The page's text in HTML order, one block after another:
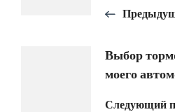
записям
Выбор
моего
Следующий